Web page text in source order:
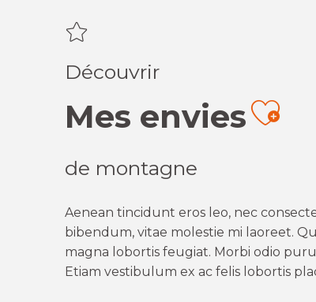
Découvrir
Mes envies
de montagne
Aenean tincidunt eros leo, nec
bibendum, vitae molestie mi laoreet.
magna lobortis feugiat. Morbi odio
Etiam vestibulum ex ac felis lobortis